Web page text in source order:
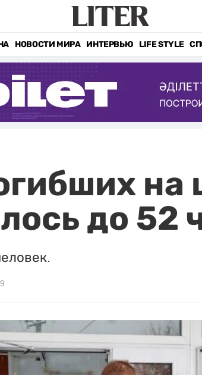
НОВОСТИ МИРА ИНТЕРВЬЮ LIFE STYLE
на
до 52